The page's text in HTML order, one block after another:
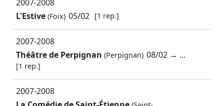
2007-2008
L'Estive(Foix) 05/02 [1 rep.]
2007-2008
Théâtre de Perpignan (Perpignan) 08/02 → ...
[1 rep.]
2007-2008